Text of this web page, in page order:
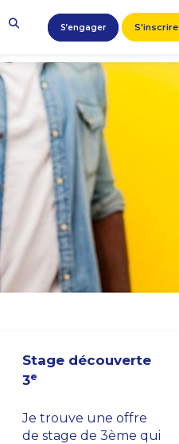
S’engager S'inscrire
Stage découverte
3e
Je trouve une offre
de stage de 3ème qui